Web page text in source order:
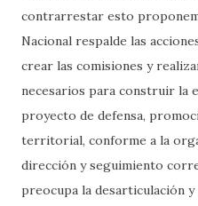
contrarrestar esto
Nacional respalde las
crear las comisiones y
necesarios para construir la
proyecto de defensa,
territorial, conforme a la
dirección y seguimiento
preocupa la desarticulación